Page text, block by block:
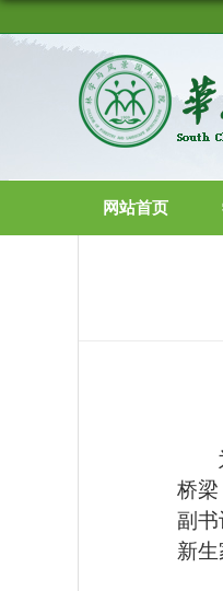
网站首页
桥
副书
新